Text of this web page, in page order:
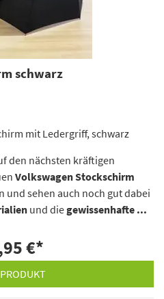
schwarz
mit Ledergriff, schwarz
den nächsten kräftigen
Volkswagen Stockschirm
und sehen auch noch gut dabei
und diegewissenhafte ...
€*